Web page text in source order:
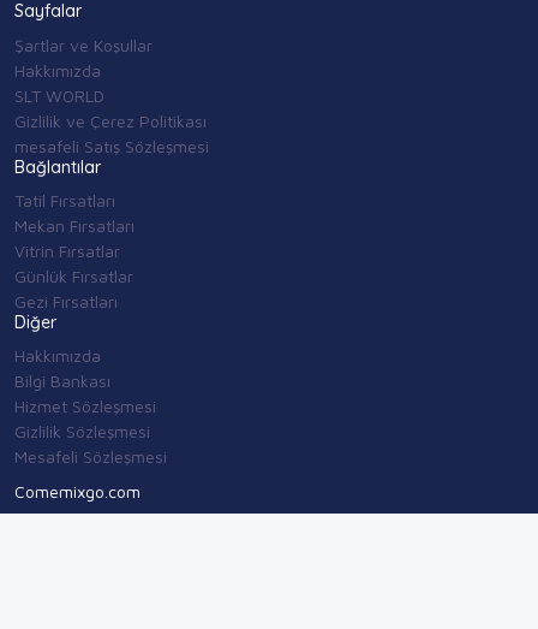
Sayfalar
Şartlar ve Koşullar
Hakkımızda
SLT WORLD
Gizlilik ve Çerez Politikası
mesafeli Satış Sözleşmesi
Bağlantılar
Tatil Fırsatları
Mekan Fırsatları
Vitrin Fırsatlar
Günlük Fırsatlar
Gezi Fırsatları
Diğer
Hakkımızda
Bilgi Bankası
Hizmet Sözleşmesi
Gizlilik Sözleşmesi
Mesafeli Sözleşmesi
Comemixgo.com